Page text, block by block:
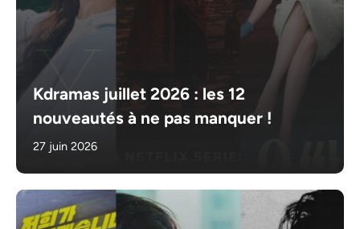
Kdramas juillet 2026 : les 12
nouveautés à ne pas manquer !
27 juin 2026